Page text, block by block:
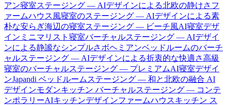
アン寝室ステージング — AIデザインによる北欧の静けさ フ
ァームハウス風寝室のステージング — AIデザインによる素
朴な安らぎ海辺の寝室ステージング — ビーチ風AI寝室デザ
イン ミニマリスト寝室バーチャルステージング — AIデザイ
ンによる静謐なシンプルさ ボヘミアンベッドルームのバーチ
ャルステージング — AIデザインによる折衷的な快適さ高級
寝室のバーチャルステージング — プレミアムAI寝室デザイ
ンJapandi ベッドルームステージング — 和と北欧の融合 AI
デザインモダンキッチン バーチャルステージング — コンテ
ンポラリーAIキッチンデザインファームハウスキッチン ス